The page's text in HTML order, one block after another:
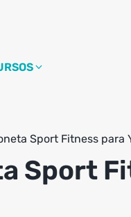
Sport Fitness para
Sport